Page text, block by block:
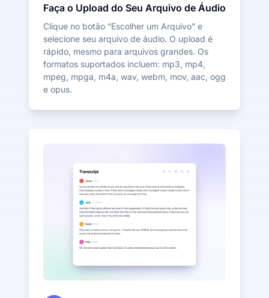
Faça o Upload do Seu Arquivo de Áudio
Clique no botão “Escolher um Arquivo” e
selecione seu arquivo de áudio. O upload é
rápido, mesmo para arquivos grandes. Os
formatos suportados incluem: mp3, mp4,
mpeg, mpga, m4a, wav, webm, mov, aac, ogg
e opus.